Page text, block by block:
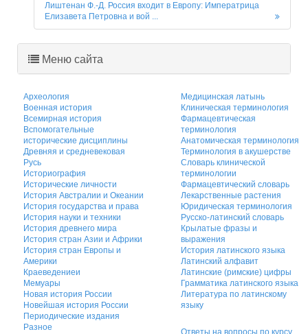
Лиштенан Ф.-Д. Россия входит в Европу: Императрица
Елизавета Петровна и вой ...
Меню сайта
Археология
Военная история
Всемирная история
Вспомогательные
исторические дисциплины
Древняя и средневековая
Русь
Историография
Исторические личности
История Австралии и Океании
История государства и права
История науки и техники
История древнего мира
История стран Азии и Африки
История стран Европы и
Америки
Краеведениеи
Мемуары
Новая история России
Новейшая история России
Периодические издания
Разное
Медицинская латынь
Клиническая терминология
Фармацевтическая
терминология
Анатомическая терминология
Терминология в акушерстве
Словарь клинической
терминологии
Фармацевтический словарь
Лекарственные растения
Юридическая терминология
Русско-латинский словарь
Крылатые фразы и
выражения
История латинского языка
Латинский алфавит
Латинские (римские) цифры
Грамматика латинского языка
Литература по латинскому
языку
Ответы на вопросы по курсу